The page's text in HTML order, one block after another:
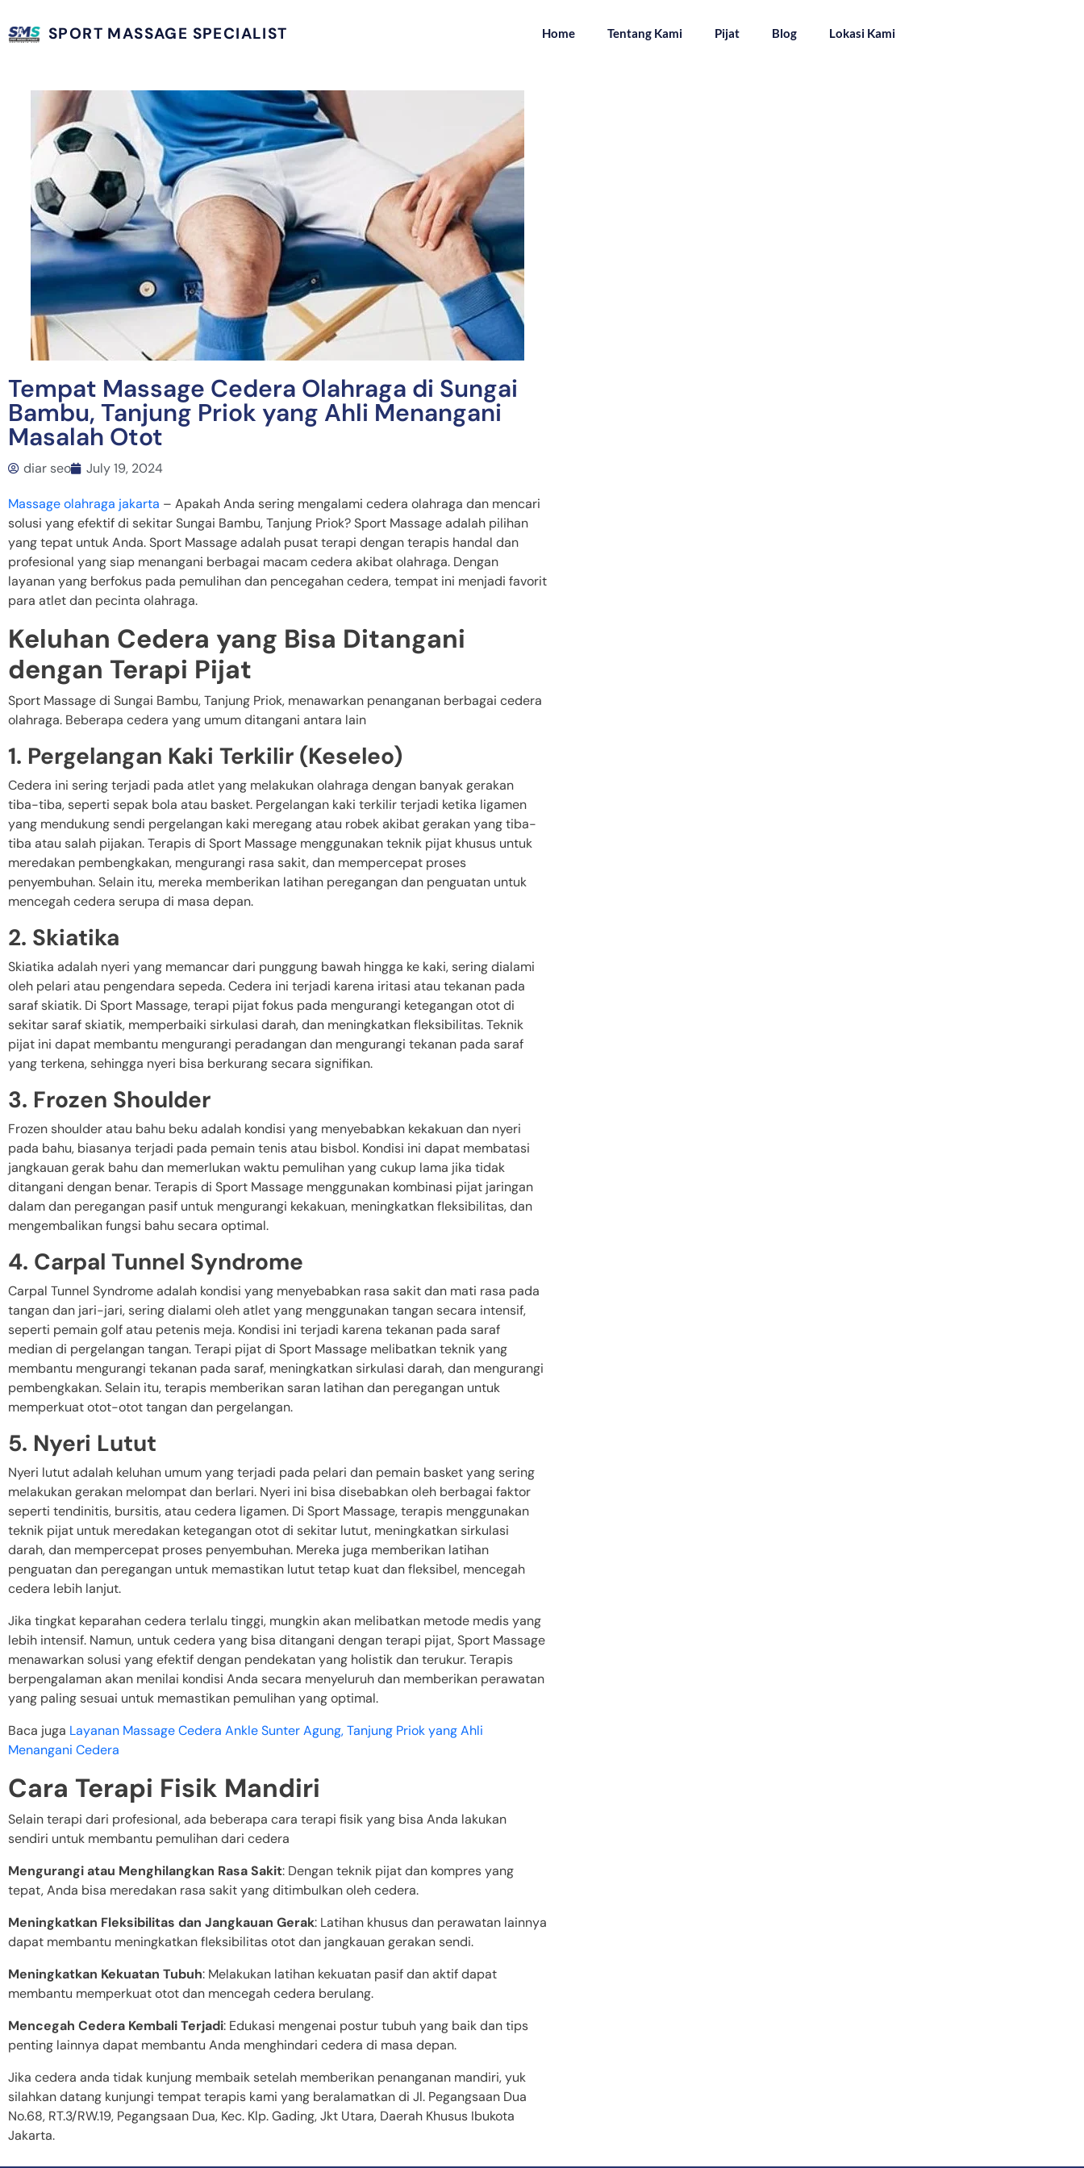
SPORT MASSAGE SPECIALIST Home Tentang Kami Pijat Blog Lokasi Kami
Tempat Massage Cedera Olahraga di Sungai
Bambu, Tanjung Priok yang Ahli Menangani
Masalah Otot
diar seo July 19, 2024
Massage olahraga jakarta – Apakah Anda sering mengalami cedera olahraga dan mencari
solusi yang efektif di sekitar Sungai Bambu, Tanjung Priok? Sport Massage adalah pilihan
yang tepat untuk Anda. Sport Massage adalah pusat terapi dengan terapis handal dan
profesional yang siap menangani berbagai macam cedera akibat olahraga. Dengan
layanan yang berfokus pada pemulihan dan pencegahan cedera, tempat ini menjadi favorit
para atlet dan pecinta olahraga.
Keluhan Cedera yang Bisa Ditangani
dengan Terapi Pijat
Sport Massage di Sungai Bambu, Tanjung Priok, menawarkan penanganan berbagai cedera
olahraga. Beberapa cedera yang umum ditangani antara lain
1. Pergelangan Kaki Terkilir (Keseleo)
Cedera ini sering terjadi pada atlet yang melakukan olahraga dengan banyak gerakan
tiba-tiba, seperti sepak bola atau basket. Pergelangan kaki terkilir terjadi ketika ligamen
yang mendukung sendi pergelangan kaki meregang atau robek akibat gerakan yang tiba-
tiba atau salah pijakan. Terapis di Sport Massage menggunakan teknik pijat khusus untuk
meredakan pembengkakan, mengurangi rasa sakit, dan mempercepat proses
penyembuhan. Selain itu, mereka memberikan latihan peregangan dan penguatan untuk
mencegah cedera serupa di masa depan.
2. Skiatika
Skiatika adalah nyeri yang memancar dari punggung bawah hingga ke kaki, sering dialami
oleh pelari atau pengendara sepeda. Cedera ini terjadi karena iritasi atau tekanan pada
saraf skiatik. Di Sport Massage, terapi pijat fokus pada mengurangi ketegangan otot di
sekitar saraf skiatik, memperbaiki sirkulasi darah, dan meningkatkan fleksibilitas. Teknik
pijat ini dapat membantu mengurangi peradangan dan mengurangi tekanan pada saraf
yang terkena, sehingga nyeri bisa berkurang secara signifikan.
3. Frozen Shoulder
Frozen shoulder atau bahu beku adalah kondisi yang menyebabkan kekakuan dan nyeri
pada bahu, biasanya terjadi pada pemain tenis atau bisbol. Kondisi ini dapat membatasi
jangkauan gerak bahu dan memerlukan waktu pemulihan yang cukup lama jika tidak
ditangani dengan benar. Terapis di Sport Massage menggunakan kombinasi pijat jaringan
dalam dan peregangan pasif untuk mengurangi kekakuan, meningkatkan fleksibilitas, dan
mengembalikan fungsi bahu secara optimal.
4. Carpal Tunnel Syndrome
Carpal Tunnel Syndrome adalah kondisi yang menyebabkan rasa sakit dan mati rasa pada
tangan dan jari-jari, sering dialami oleh atlet yang menggunakan tangan secara intensif,
seperti pemain golf atau petenis meja. Kondisi ini terjadi karena tekanan pada saraf
median di pergelangan tangan. Terapi pijat di Sport Massage melibatkan teknik yang
membantu mengurangi tekanan pada saraf, meningkatkan sirkulasi darah, dan mengurangi
pembengkakan. Selain itu, terapis memberikan saran latihan dan peregangan untuk
memperkuat otot-otot tangan dan pergelangan.
5. Nyeri Lutut
Nyeri lutut adalah keluhan umum yang terjadi pada pelari dan pemain basket yang sering
melakukan gerakan melompat dan berlari. Nyeri ini bisa disebabkan oleh berbagai faktor
seperti tendinitis, bursitis, atau cedera ligamen. Di Sport Massage, terapis menggunakan
teknik pijat untuk meredakan ketegangan otot di sekitar lutut, meningkatkan sirkulasi
darah, dan mempercepat proses penyembuhan. Mereka juga memberikan latihan
penguatan dan peregangan untuk memastikan lutut tetap kuat dan fleksibel, mencegah
cedera lebih lanjut.
Jika tingkat keparahan cedera terlalu tinggi, mungkin akan melibatkan metode medis yang
lebih intensif. Namun, untuk cedera yang bisa ditangani dengan terapi pijat, Sport Massage
menawarkan solusi yang efektif dengan pendekatan yang holistik dan terukur. Terapis
berpengalaman akan menilai kondisi Anda secara menyeluruh dan memberikan perawatan
yang paling sesuai untuk memastikan pemulihan yang optimal.
Baca juga Layanan Massage Cedera Ankle Sunter Agung, Tanjung Priok yang Ahli
Menangani Cedera
Cara Terapi Fisik Mandiri
Selain terapi dari profesional, ada beberapa cara terapi fisik yang bisa Anda lakukan
sendiri untuk membantu pemulihan dari cedera
Mengurangi atau Menghilangkan Rasa Sakit: Dengan teknik pijat dan kompres yang
tepat, Anda bisa meredakan rasa sakit yang ditimbulkan oleh cedera.
Meningkatkan Fleksibilitas dan Jangkauan Gerak: Latihan khusus dan perawatan lainnya
dapat membantu meningkatkan fleksibilitas otot dan jangkauan gerakan sendi.
Meningkatkan Kekuatan Tubuh: Melakukan latihan kekuatan pasif dan aktif dapat
membantu memperkuat otot dan mencegah cedera berulang.
Mencegah Cedera Kembali Terjadi: Edukasi mengenai postur tubuh yang baik dan tips
penting lainnya dapat membantu Anda menghindari cedera di masa depan.
Jika cedera anda tidak kunjung membaik setelah memberikan penanganan mandiri, yuk
silahkan datang kunjungi tempat terapis kami yang beralamatkan di Jl. Pegangsaan Dua
No.68, RT.3/RW.19, Pegangsaan Dua, Kec. Klp. Gading, Jkt Utara, Daerah Khusus Ibukota
Jakarta.